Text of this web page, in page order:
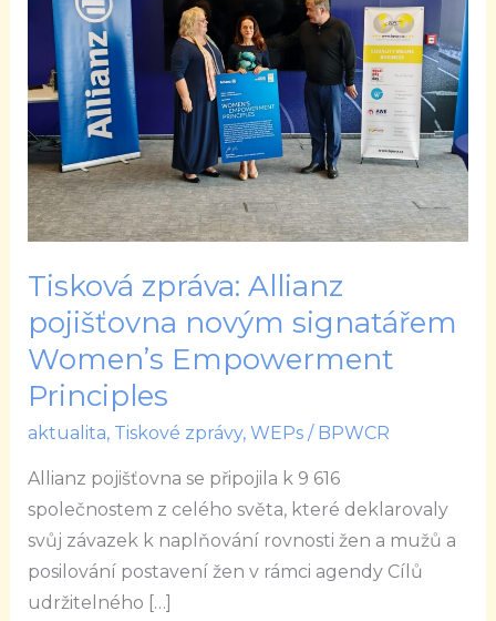
Tisková zpráva: Allianz
pojišťovna novým signatářem
Women’s Empowerment
Principles
aktualita, Tiskové zprávy, WEPs/ BPWCR
Allianz pojišťovna se připojila k 9 616
společnostem z celého světa, které deklarovaly
svůj závazek k naplňování rovnosti žen a mužů a
posilování postavení žen v rámci agendy Cílů
udržitelného […]
pojišťovna
novým
signatářem
Women’s
Empowerment
Principles